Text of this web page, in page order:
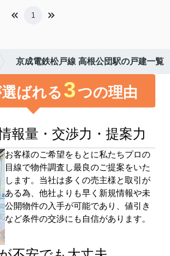
1
京成電鉄松戸線 高根公団駅の戸建一覧
ばれる 3つの理由
報量・交渉⼒・提案⼒
お客様のご希望をもとに私たちプロの
目線で物件調査し最良のご提案をいた
します。当社は多くの売主様と取引が
ある為、他社よりも早く新規情報や未
公開物件の⼊手が可能であり、値引き
など条件の交渉にも自信があります。